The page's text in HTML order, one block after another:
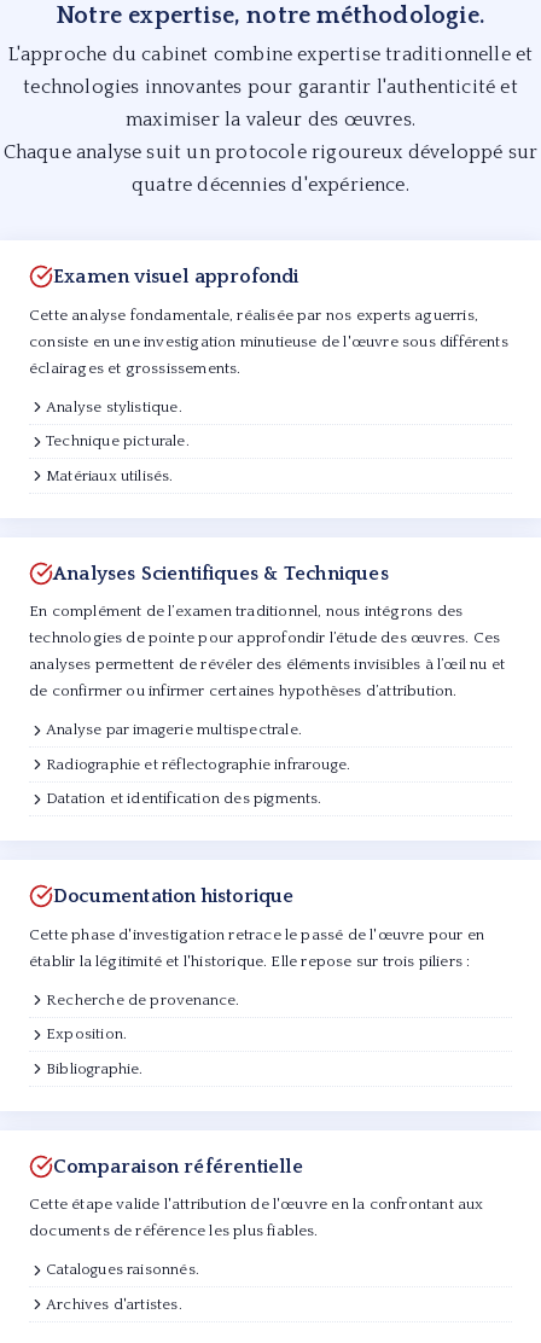
Notre expertise, notre méthodologie.
L'approche du cabinet combine expertise traditionnelle et
technologies innovantes pour garantir l'authenticité et
maximiser la valeur des œuvres.
Chaque analyse suit un protocole rigoureux développé sur
quatre décennies d'expérience.
Examen visuel approfondi
Cette analyse fondamentale, réalisée par nos experts aguerris,
consiste en une investigation minutieuse de l'œuvre sous différents
éclairages et grossissements.
Analyse stylistique.
Technique picturale.
Matériaux utilisés.
Analyses Scientifiques & Techniques
En complément de l’examen traditionnel, nous intégrons des
technologies de pointe pour approfondir l’étude des œuvres. Ces
analyses permettent de révéler des éléments invisibles à l’œil nu et
de confirmer ou infirmer certaines hypothèses d’attribution.
Analyse par imagerie multispectrale.
Radiographie et réflectographie infrarouge.
Datation et identification des pigments.
Documentation historique
Cette phase d'investigation retrace le passé de l'œuvre pour en
établir la légitimité et l'historique. Elle repose sur trois piliers :
Recherche de provenance.
Exposition.
Bibliographie.
Comparaison référentielle
Cette étape valide l'attribution de l'œuvre en la confrontant aux
documents de référence les plus fiables.
Catalogues raisonnés.
Archives d'artistes.